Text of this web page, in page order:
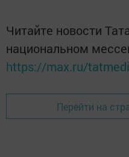
Читайте новости
национальном
https://max.ru/
Перейти на